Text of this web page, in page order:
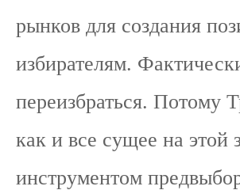
рынков для создания
избирателям.
переизбраться.
как и все сущее на этой
инструментом